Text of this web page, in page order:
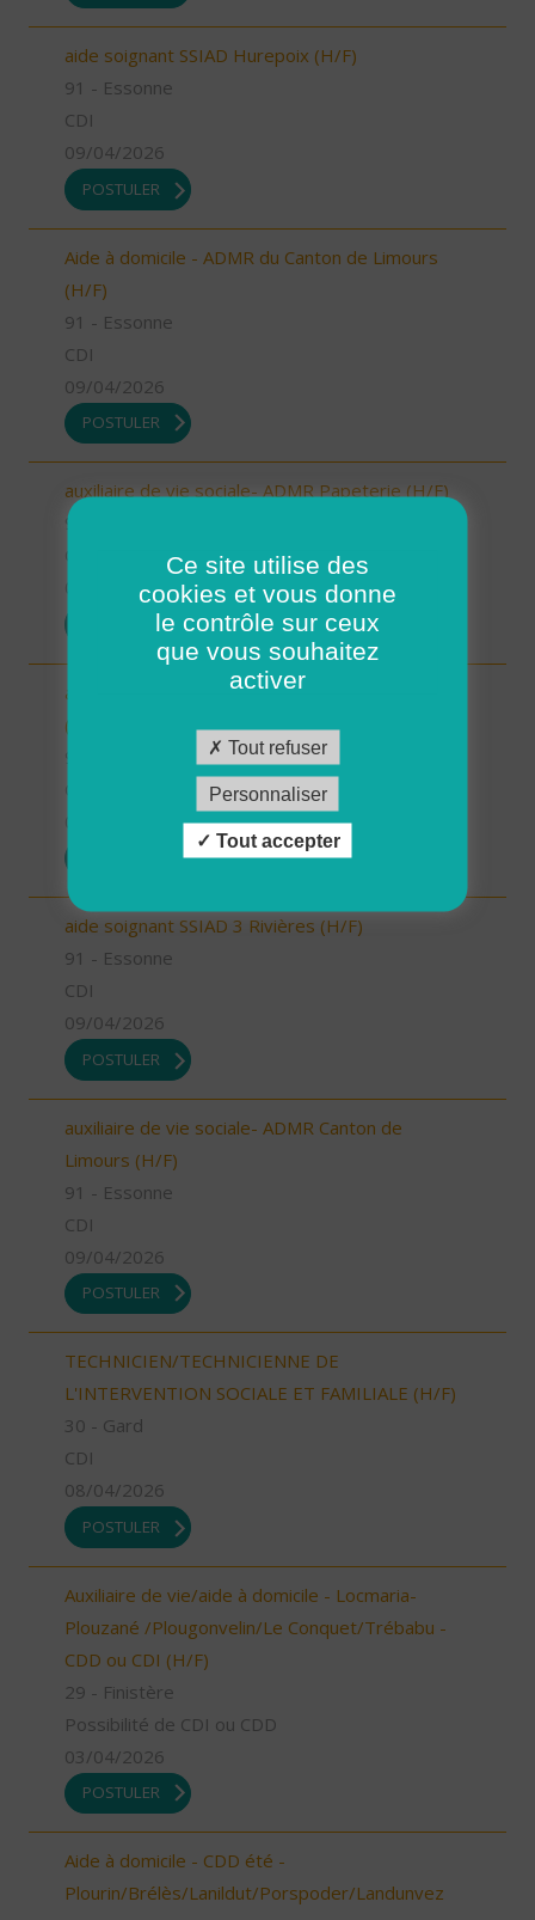
aide soignant SSIAD Hurepoix (H/F)
91 - Essonne
CDI
09/04/2026
POSTULER
Aide à domicile - ADMR du Canton de Limours
(H/F)
91 - Essonne
CDI
09/04/2026
POSTULER
auxiliaire de vie sociale- ADMR Papeterie (H/F)
91 - Essonne
09/04/2026
auxiliaire de vie sociale- ADMR Hauts d'Essonne
(H/F)
aide soignant SSIAD 3 Rivières (H/F)
91 - Essonne
CDI
09/04/2026
POSTULER
auxiliaire de vie sociale- ADMR Canton de
Limours (H/F)
91 - Essonne
CDI
09/04/2026
POSTULER
TECHNICIEN/TECHNICIENNE DE
L'INTERVENTION SOCIALE ET FAMILIALE (H/F)
30 - Gard
CDI
08/04/2026
POSTULER
Auxiliaire de vie/aide à domicile - Locmaria-
Plouzané /Plougonvelin/Le Conquet/Trébabu -
CDD ou CDI (H/F)
29 - Finistère
Possibilité de CDI ou CDD
03/04/2026
POSTULER
Aide à domicile - CDD été -
Plourin/Brélès/Lanildut/Porspoder/Landunvez
Ce site utilise des
cookies et vous donne
le contrôle sur ceux
que vous souhaitez
activer
Tout refuser
Personnaliser
Tout accepter